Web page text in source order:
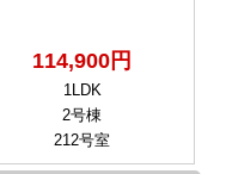
114,900円
1LDK
2号棟
212号室